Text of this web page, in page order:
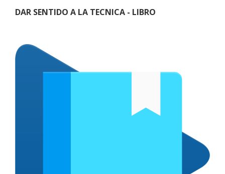
DAR SENTIDO A LA TECNICA - LIBRO